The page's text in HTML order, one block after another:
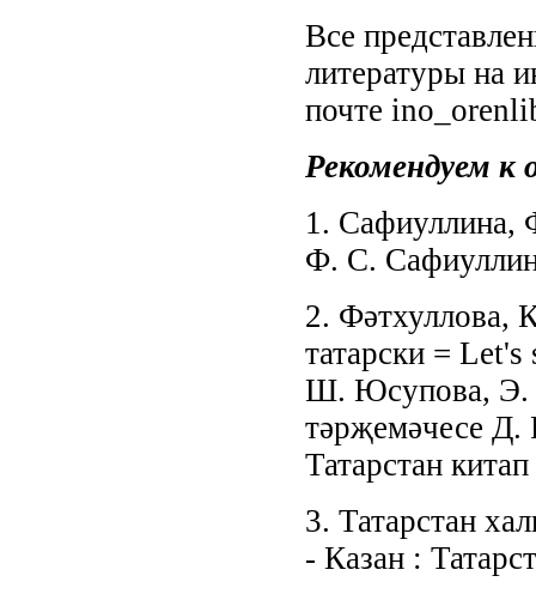
Все
литературы на
почте
Рекомендуем к
1. Сафиуллина,
Ф. С.
2. Фәтхуллова,
татарски =
Ш. Юсупова, Э.
тәрҗемәчесе Д.
Татарстан
3. Татарстан
- Казан :